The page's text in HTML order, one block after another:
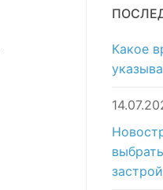
Какое